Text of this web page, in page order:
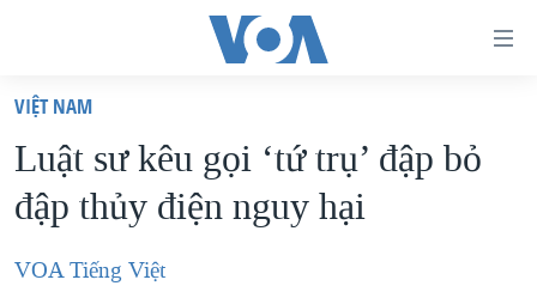
truy
cập
Tới
dung
VIỆT NAM
HOA KỲ
BIỂN ĐÔNG
VIỆT NAM
Luật sư kêu gọi ‘tứ trụ’ đập bỏ
đập thủy điện nguy hại
VOA Tiếng Việt